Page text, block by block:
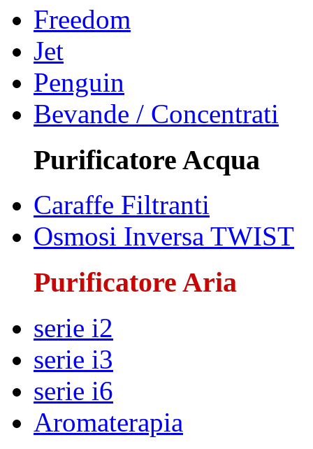
Freedom
Jet
Penguin
Bevande / Concentrati
Purificatore Acqua
Caraffe Filtranti
Osmosi Inversa TWIST
Purificatore Aria
serie i2
serie i3
serie i6
Aromaterapia